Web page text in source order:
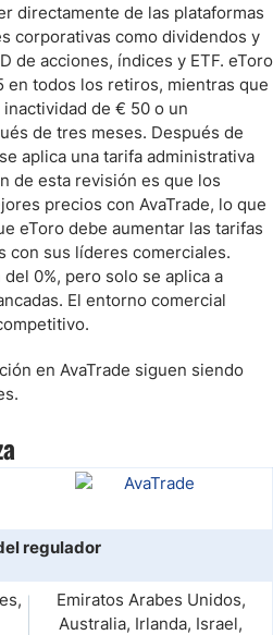
directamente de las plataformas
corporativas como dividendos y
de acciones, índices y ETF. eToro
en todos los retiros, mientras que
de € 50 o un
de tres meses. Después de
aplica una tarifa administrativa
de esta revisión es que los
precios con AvaTrade, lo que
eToro debe aumentar las tarifas
con sus líderes comerciales.
0%, pero solo se aplica a
El entorno comercial
en AvaTrade siguen siendo
regulador
Emiratos Arabes Unidos,
Australia, Irlanda, Israel,